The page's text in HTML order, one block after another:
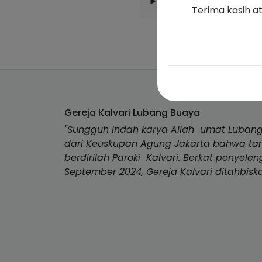
Gereja Kalvari Lubang Buaya
"Sungguh indah karya Allah umat
dari Keuskupan Agung Jakarta bahwa
berdirilah Paroki Kalvari. Berkat
September 2024, Gereja Kalvari
Terima kasih